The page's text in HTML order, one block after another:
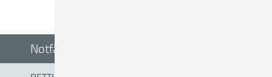
Notfälle